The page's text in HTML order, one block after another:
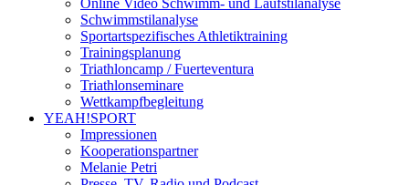
Schwimmstilanalyse
Sportartspezifisches Athletiktraining
Trainingsplanung
Triathloncamp / Fuerteventura
Triathlonseminare
Wettkampfbegleitung
YEAH!SPORT
Impressionen
Kooperationspartner
Melanie Petri